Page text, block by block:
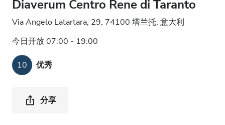
Diaverum Centro Rene di Taranto
Via Angelo Latartara, 29, 74100 塔兰托, 意大利
今日开放 07:00 - 19:00
10 优秀
分享